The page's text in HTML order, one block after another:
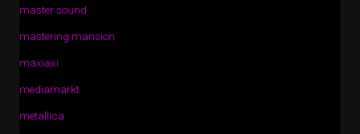
master sound
mastering mansion
maxiaxi
mediamarkt
metallica